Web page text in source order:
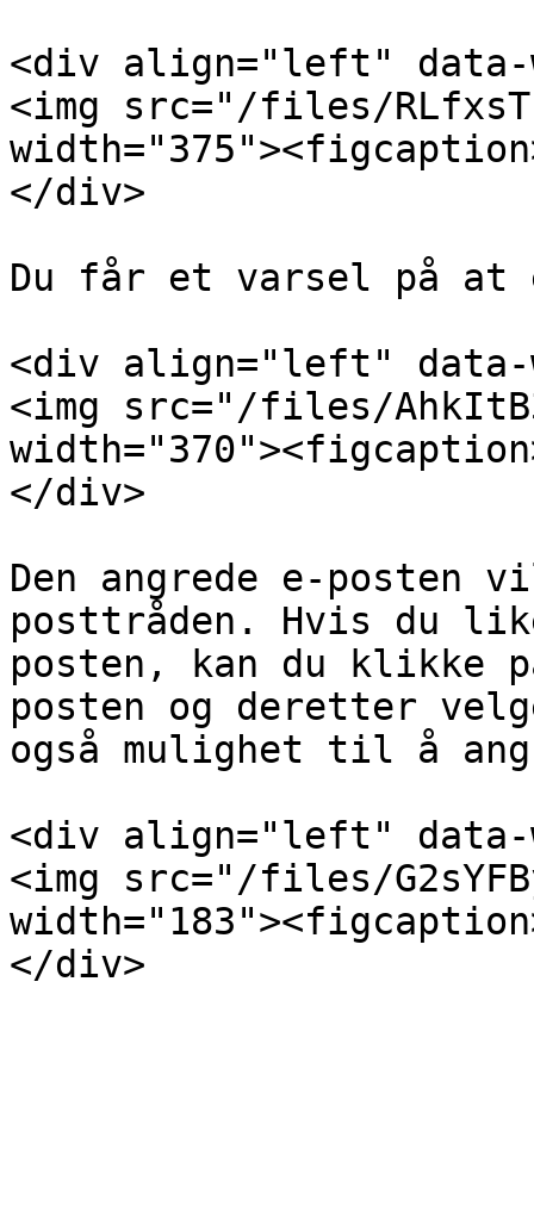
<div align="left" data-
<img src="/files/
</div>
Du får et varsel på at
<div align="left" data-
<img src="/files/
</div>
Den angrede e-
posttråden. Hvis du
posten, kan du klikke
posten og deretter
også mulighet til å
<div align="left" data-
<img src="/files/